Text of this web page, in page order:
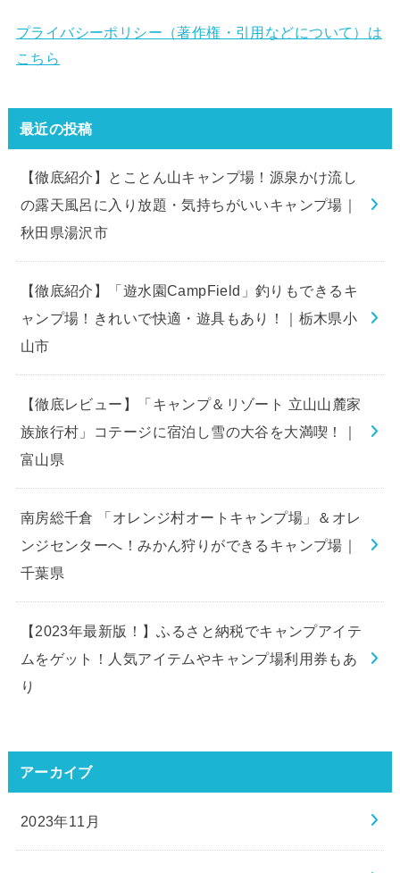
プライバシーポリシー（著作権・引用などについて）は
こちら
最近の投稿
【徹底紹介】とことん山キャンプ場！源泉かけ流し
の露天風呂に入り放題・気持ちがいいキャンプ場｜
秋田県湯沢市
【徹底紹介】「遊水園CampField」釣りもできるキ
ャンプ場！きれいで快適・遊具もあり！｜栃木県小
山市
【徹底レビュー】「キャンプ＆リゾート 立山山麓家
族旅行村」コテージに宿泊し雪の大谷を大満喫！｜
富山県
南房総千倉 「オレンジ村オートキャンプ場」＆オレ
ンジセンターへ！みかん狩りができるキャンプ場｜
千葉県
【2023年最新版！】ふるさと納税でキャンプアイテ
ムをゲット！人気アイテムやキャンプ場利用券もあ
り
アーカイブ
2023年11月